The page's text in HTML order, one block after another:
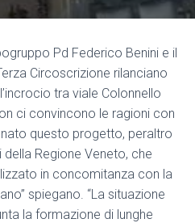
Pd Federico Benini e il
Circoscrizione rilanciano
tra viale Colonnello
ci convincono le ragioni con
questo progetto, peraltro
Regione Veneto, che
in concomitanza con la
spiegano. “La situazione
la formazione di lunghe